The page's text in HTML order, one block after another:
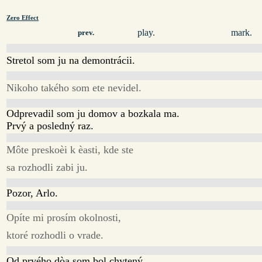
Zero Effect
prev. play. mark.
Stretol som ju na demontrácii.
Nikoho takého som ete nevidel.
Odprevadil som ju domov a bozkala ma.
Prvý a posledný raz.
Môte preskoèi k èasti, kde ste
sa rozhodli zabi ju.
Pozor, Arlo.
Opíte mi prosím okolnosti,
ktoré rozhodli o vrade.